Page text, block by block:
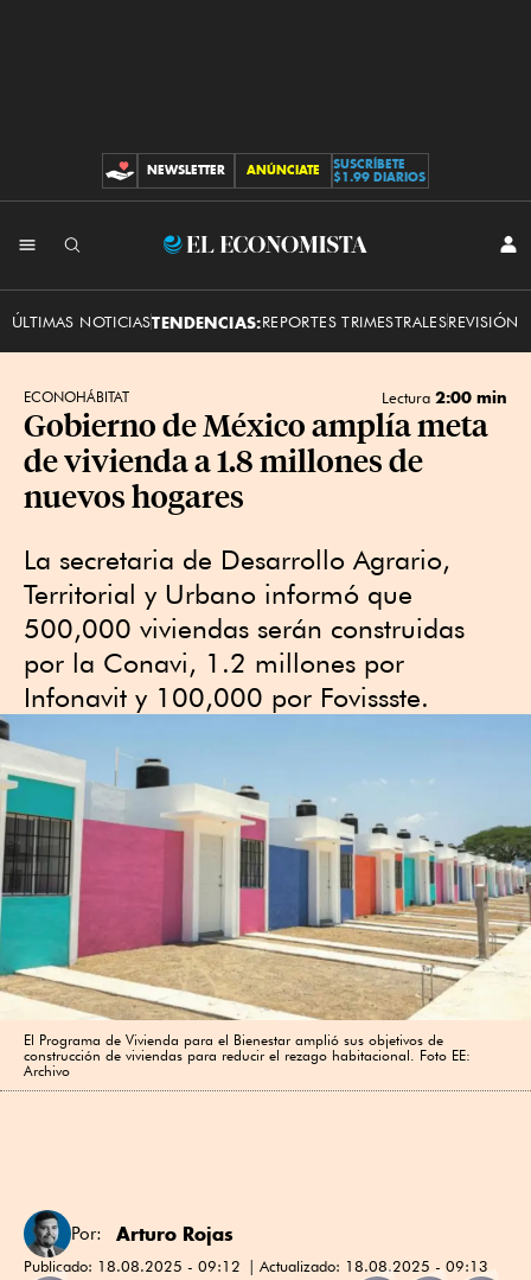
CONTRIBUCIONES
NEWSLETTER ANÚNCIATE
SUSCRÍBETE
$1.99 DIARIOS
El
ÚLTIMAS NOTICIASTENDENCIAS:REPORTES TRIMESTRALESREVISIÓN
ECONOHÁBITAT Lectura 2:00 min
Gobierno de México amplía meta
de vivienda a 1.8 millones de
nuevos hogares
La secretaria de Desarrollo Agrario,
Territorial y Urbano informó que
500,000 viviendas serán construidas
por la Conavi, 1.2 millones por
Infonavit y 100,000 por Fovissste.
El Programa de Vivienda para el Bienestar amplió sus objetivos de
construcción de viviendas para reducir el rezago habitacional. Foto EE:
Archivo
Por: Arturo Rojas
Publicado: 18.08.2025 - 09:12 Actualizado: 18.08.2025 - 09:13